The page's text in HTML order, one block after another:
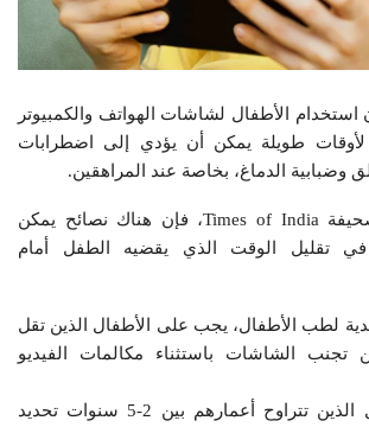
استخدام الأطفال لشاشات الهواتف والكمبيوتر
لأوقات طويلة يمكن أن يؤدي إلى اضطرابات
وضبابية الدماغ، بخاصة عند المراهقين.
ووفقاً لما نشرته صحيفة Times of India، فإن هناك نصائح يمكن
في تقليل الوقت الذي يقضيه الطفل أمام
لطب الأطفال، يجب على الأطفال الذين تقل
تجنب الشاشات باستثناء مكالمات الفيديو
ويجب على الأطفال الذين تتراوح أعمارهم بين 2-5 سنوات تحديد